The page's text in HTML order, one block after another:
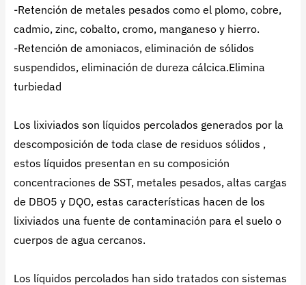
-Retención de metales pesados como el plomo, cobre,
cadmio, zinc, cobalto, cromo, manganeso y hierro.
-Retención de amoniacos, eliminación de sólidos
suspendidos, eliminación de dureza cálcica.Elimina
turbiedad
Los lixiviados son líquidos percolados generados por la
descomposición de toda clase de residuos sólidos ,
estos líquidos presentan en su composición
concentraciones de SST, metales pesados, altas cargas
de DBO5 y DQO, estas características hacen de los
lixiviados una fuente de contaminación para el suelo o
cuerpos de agua cercanos.
Los líquidos percolados han sido tratados con sistemas